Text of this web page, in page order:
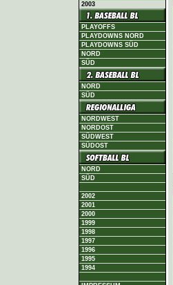
2003
PLAYOFFS
PLAYDOWNS NORD
PLAYDOWNS SÜD
NORD
SÜD
NORD
SÜD
NORDWEST
NORDOST
SÜDWEST
SÜDOST
NORD
SÜD
2002
2001
2000
1999
1998
1997
1996
1995
1994